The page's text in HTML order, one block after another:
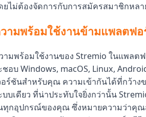
ยไม่ต้องจัดการกับการสมัครสมาชิกหลา
ามพร้อมใช้งานข้ามแพลตฟ
ามพร้อมใช้งานของ Stremio ในแพล
ชอบ Windows, macOS, Linux,
อร์ชันสำหรับคุณ ความเข้ากันได้ที่กว้าง
บบเดียว ที่น่าประทับใจยิ่งกว่านั้น
ทุกอุปกรณ์ของคุณ ซึ่งหมายความว่าคุ